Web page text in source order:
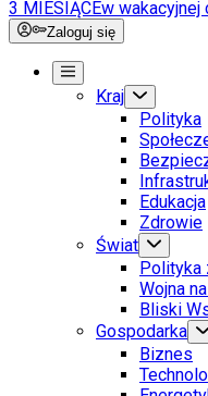
3 MIESIĄCEw wakacyjnej
Zaloguj się
Kraj
Polityka
Edukacja
Zdrowie
Świat
Polityka
Wojna
Bliski
Gospodarka
Biznes